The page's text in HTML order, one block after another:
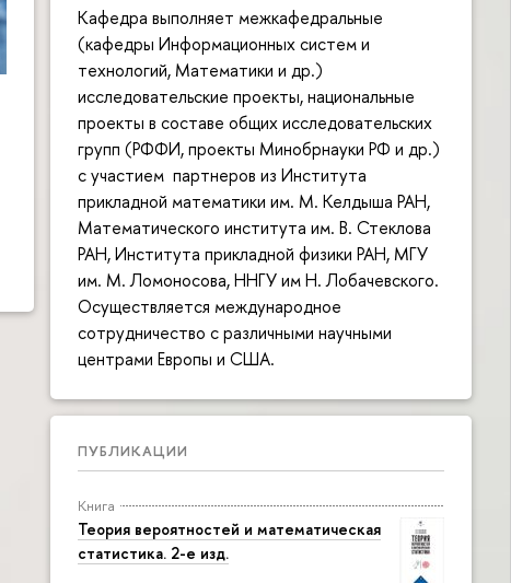
Кафедра выполняет межкафедральные
(кафедры Информационных систем и
технологий, Математики и др.)
исследовательские проекты, национальные
проекты в составе общих исследовательских
групп (РФФИ, проекты Минобрнауки РФ и др.)
с участием партнеров из Института
прикладной математики им. М. Келдыша РАН,
Математического института им. В. Стеклова
РАН, Института прикладной физики РАН, МГУ
им. М. Ломоносова, ННГУ им Н. Лобачевского.
Осуществляется международное
сотрудничество с различными научными
центрами Европы и США.
ПУБЛИКАЦИИ
Книга
Теория вероятностей и математическая
статистика. 2-е изд.